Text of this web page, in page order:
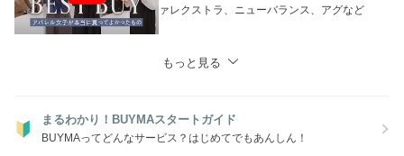
ァレクストラ、ニューバランス、アグなど
もっと見る
まるわかり！BUYMAスタートガイド
BUYMAってどんなサービス？はじめてでもあんしん！